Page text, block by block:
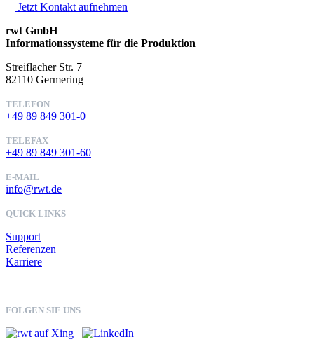
Jetzt Kontakt aufnehmen
rwt GmbH
Informationssysteme für die Produktion
Streiflacher Str. 7
82110 Germering
TELEFON
+49 89 849 301-0
TELEFAX
+49 89 849 301-60
E-MAIL
info@rwt.de
QUICK LINKS
Support
Referenzen
Karriere
FOLGEN SIE UNS